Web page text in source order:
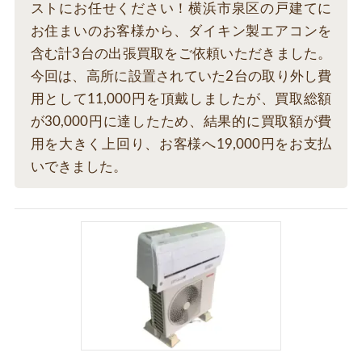
ストにお任せください！横浜市泉区の戸建てに
お住まいのお客様から、ダイキン製エアコンを
含む計3台の出張買取をご依頼いただきました。
今回は、高所に設置されていた2台の取り外し費
用として11,000円を頂戴しましたが、買取総額
が30,000円に達したため、結果的に買取額が費
用を大きく上回り、お客様へ19,000円をお支払
いできました。